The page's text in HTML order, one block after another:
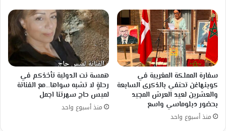
سفارة المملكة المغربية في
كوبنهاغن تحتفي بالذكرى السابعة
والعشرين لعيد العرش المجيد
بحضور دبلوماسي واسع
منذ أسبوع واحد
همسة نت الدولية تأخذكم في
رحلةٍ لا تشبه سواها…مع الفنانة
لميس حاج سهرتنا اجمل
منذ أسبوع واحد